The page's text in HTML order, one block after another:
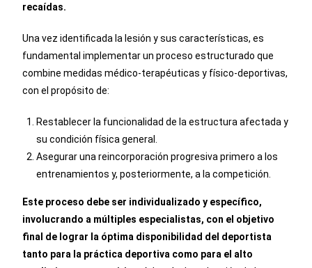
recaídas.
Una vez identificada la lesión y sus características, es
fundamental implementar un proceso estructurado que
combine medidas médico-terapéuticas y físico-deportivas,
con el propósito de:
Restablecer la funcionalidad de la estructura afectada y
su condición física general.
Asegurar una reincorporación progresiva primero a los
entrenamientos y, posteriormente, a la competición.
Este proceso debe ser individualizado y específico,
involucrando a múltiples especialistas, con el objetivo
final de lograr la óptima disponibilidad del deportista
tanto para la práctica deportiva como para el alto